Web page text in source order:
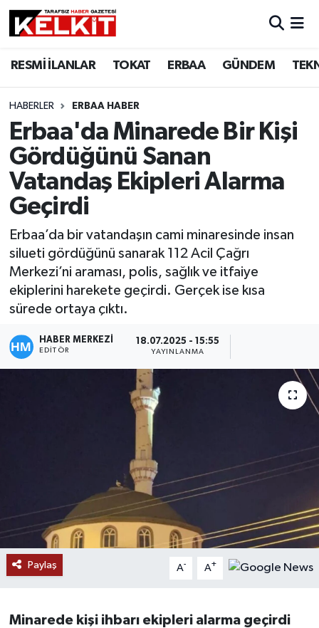
RESMİ İLANLAR TOKAT ERBAA GÜNDEM
HABERLER ERBAA HABER
Erbaa'da Minarede Bir Kişi
Gördüğünü Sanan
Vatandaş Ekipleri Alarma
Geçirdi
Erbaa’da bir vatandaşın cami minaresinde insan
silueti gördüğünü sanarak 112 Acil Çağrı
Merkezi’ni araması, polis, sağlık ve itfaiye
ekiplerini harekete geçirdi. Gerçek ise kısa
sürede ortaya çıktı.
HABER MERKEZİ
EDITÖR
18.07.2025 - 15:55
YAYINLANMA
Paylaş A- A+
Minarede kişi ihbarı ekipleri alarma geçirdi